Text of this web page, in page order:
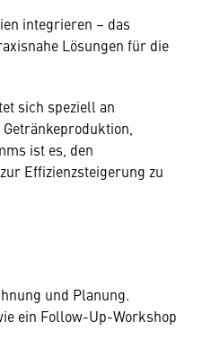
integrieren – das
Lösungen für die
sich speziell an
ist es, den
Effizienzsteigerung zu
und Planung.
ein Follow-Up-Workshop